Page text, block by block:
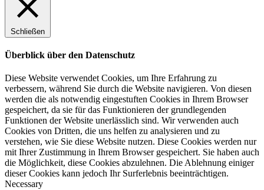
Schließen
Überblick über den Datenschutz
Diese Website verwendet Cookies, um Ihre Erfahrung zu
verbessern, während Sie durch die Website navigieren. Von diesen
werden die als notwendig eingestuften Cookies in Ihrem Browser
gespeichert, da sie für das Funktionieren der grundlegenden
Funktionen der Website unerlässlich sind. Wir verwenden auch
Cookies von Dritten, die uns helfen zu analysieren und zu
verstehen, wie Sie diese Website nutzen. Diese Cookies werden nur
mit Ihrer Zustimmung in Ihrem Browser gespeichert. Sie haben auch
die Möglichkeit, diese Cookies abzulehnen. Die Ablehnung einiger
dieser Cookies kann jedoch Ihr Surferlebnis beeinträchtigen.
Necessary